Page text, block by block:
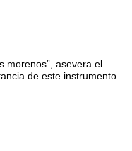
morenos”, asevera el
de este instrumento